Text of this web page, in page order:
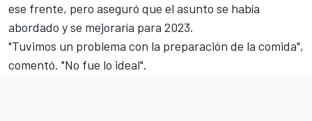
ese frente, pero aseguró que el asunto se había
abordado y se mejoraría para 2023.
"Tuvimos un problema con la preparación de la comida",
comentó. "No fue lo ideal".